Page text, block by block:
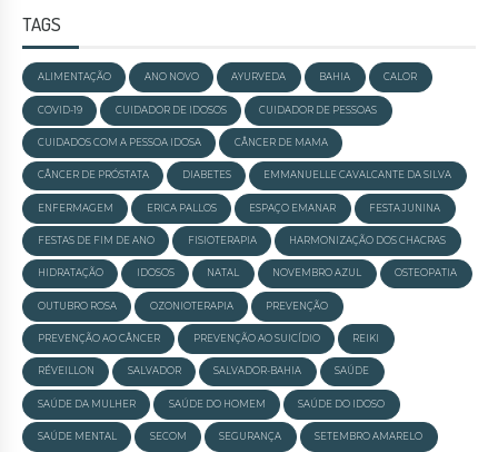
TAGS
ALIMENTAÇÃO ANO NOVO AYURVEDA BAHIA CALOR
COVID-19 CUIDADOR DE IDOSOS CUIDADOR DE PESSOAS
CUIDADOS COM A PESSOA IDOSA CÂNCER DE MAMA
CÂNCER DE PRÓSTATA DIABETES EMMANUELLE CAVALCANTE DA SILVA
ENFERMAGEM ERICA PALLOS ESPAÇO EMANAR FESTA JUNINA
FESTAS DE FIM DE ANO FISIOTERAPIA HARMONIZAÇÃO DOS CHACRAS
HIDRATAÇÃO IDOSOS NATAL NOVEMBRO AZUL OSTEOPATIA
OUTUBRO ROSA OZONIOTERAPIA PREVENÇÃO
PREVENÇÃO AO CÂNCER PREVENÇÃO AO SUICÍDIO REIKI
RÉVEILLON SALVADOR SALVADOR-BAHIA SAÚDE
SAÚDE DA MULHER SAÚDE DO HOMEM SAÚDE DO IDOSO
SAÚDE MENTAL SECOM SEGURANÇA SETEMBRO AMARELO